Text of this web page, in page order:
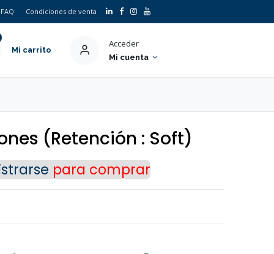
FAQ Condiciones de venta
Mi carrito
Acceder
Mi cuenta
(Retención : Soft)
para comprar
×